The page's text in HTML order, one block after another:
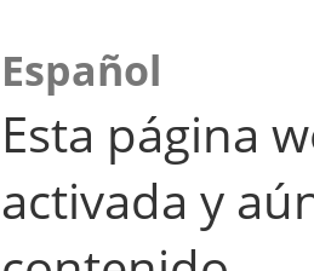
Español
Esta página
activada y